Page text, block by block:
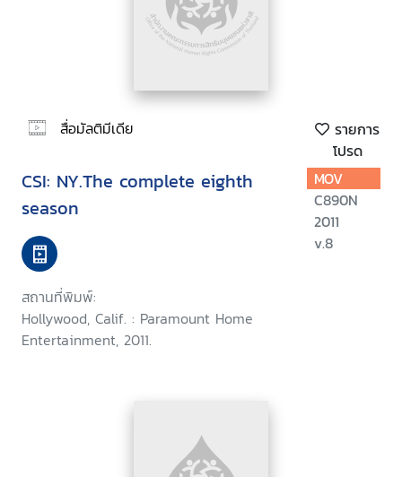
สื่อมัลติมีเดีย
รายการ
โปรด
CSI: NY.The complete eighth
season
สถานที่พิมพ์:
Hollywood, Calif. : Paramount Home
Entertainment, 2011.
MOV
C890N
2011
v.8